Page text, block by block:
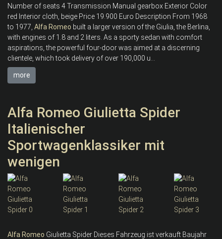
Number of seats 4 Transmission Manual gearbox Exterior Color
red Interior cloth, beige Price 19.900 Euro Description From 1968
to 1977, Alfa Romeo built a larger version of the Giulia, the Berlina,
with engines of 1.8 and 2 liters. As a sporty sedan with comfort
aspirations, the powerful four-door was aimed at a discerning
clientele, which took delivery of over 190,000 u...
more
Alfa Romeo Giulietta Spider
Italienischer
Sportwagenklassiker mit
wenigen
Alfa Romeo Giulietta Spider Dieses Fahrzeug ist verkauft Baujahr